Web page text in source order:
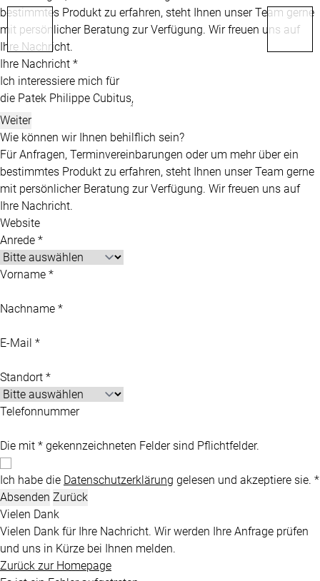
bestimmtes Produkt zu erfahren, steht Ihnen unser Team gerne
mit persönlicher Beratung zur Verfügung. Wir freuen uns auf
Ihre Nachricht.
Ihre Nachricht *
Weiter
Wie können wir Ihnen behilflich sein?
Für Anfragen, Terminvereinbarungen oder um mehr über ein
bestimmtes Produkt zu erfahren, steht Ihnen unser Team gerne
mit persönlicher Beratung zur Verfügung. Wir freuen uns auf
Ihre Nachricht.
Website
Anrede *
Vorname *
Nachname *
E-Mail *
Standort *
Telefonnummer
Die mit * gekennzeichneten Felder sind Pflichtfelder.
Ich habe die Datenschutzerklärung gelesen und akzeptiere sie. *
Absenden Zurück
Vielen Dank
Vielen Dank für Ihre Nachricht. Wir werden Ihre Anfrage prüfen
und uns in Kürze bei Ihnen melden.
Zurück zur Homepage